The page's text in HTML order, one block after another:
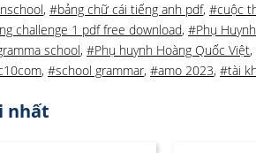
, #bảng chữ cái tiếng anh pdf, #cuộc
challenge 1 pdf free download, #Phụ
school, #Phụ huynh Hoàng Quốc Việt,
, #school grammar, #amo 2023, #tài
nhất